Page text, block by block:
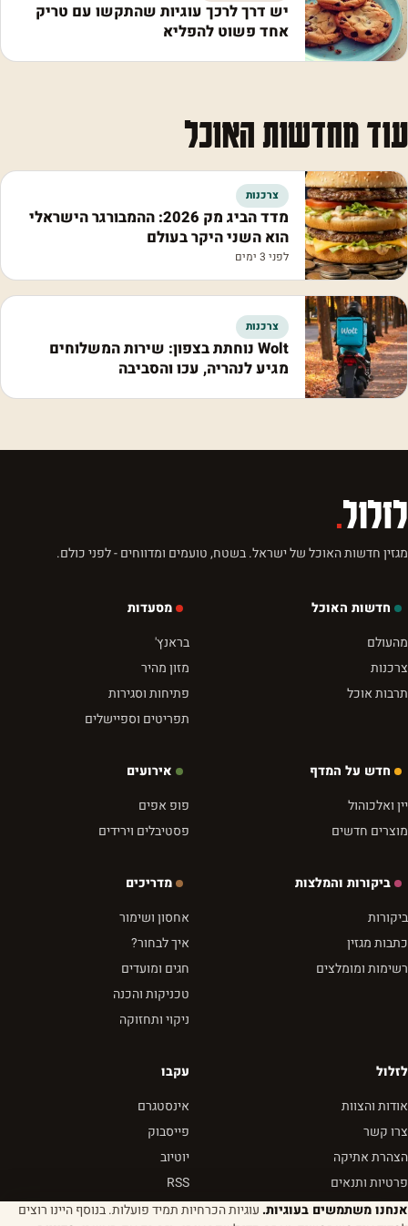
יש דרך לרכך עוגיות שהתקשו עם טריק
אחד פשוט להפליא
עוד מחדשות האוכל
צרכנות
מדד הביג מק 2026: ההמבורגר הישראלי
הוא השני היקר בעולם
לפני 3 ימים
צרכנות
Wolt נוחתת בצפון: שירות המשלוחים
מגיע לנהריה, עכו והסביבה
לזלול.
מגזין חדשות האוכל של ישראל. בשטח, טועמים ומדווחים - לפני כולם.
חדשות האוכל
מהעולם
צרכנות
תרבות אוכל
מסעדות
בראנץ'
מזון מהיר
פתיחות וסגירות
תפריטים וספיישלים
חדש על המדף
יין ואלכוהול
מוצרים חדשים
אירועים
פופ אפים
פסטיבלים וירידים
ביקורות והמלצות
ביקורות
כתבות מגזין
רשימות ומומלצים
מדריכים
אחסון ושימור
איך לבחור?
חגים ומועדים
טכניקות והכנה
ניקוי ותחזוקה
לזלול
אודות והצוות
צרו קשר
הצהרת אתיקה
פרטיות ותנאים
עקבו
אינסטגרם
פייסבוק
יוטיוב
RSS
אנחנו משתמשים בעוגיות. עוגיות הכרחיות תמיד פועלות. בנוסף היינו רוצים